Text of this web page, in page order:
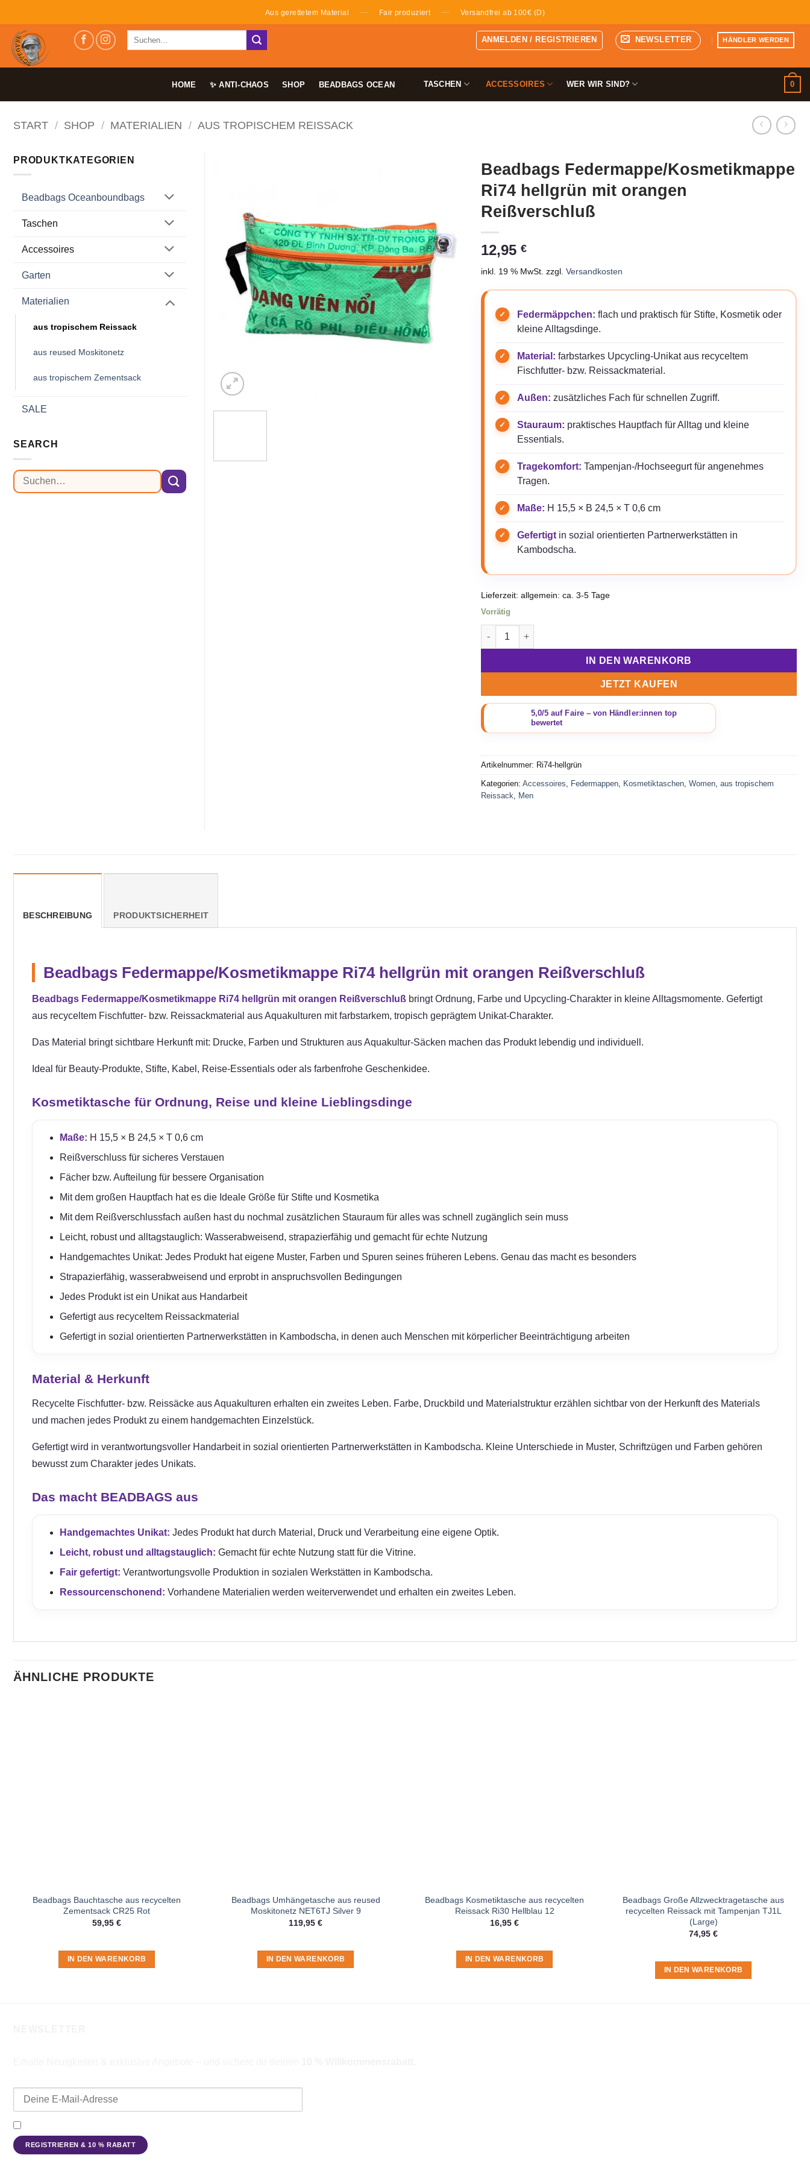
Inhalt
springen
Aus gerettetem Material — Fair produziert — Versandfrei ab 100€ (D)
Suchen
ANMELDEN / REGISTRIEREN NEWSLETTER HÄNDLER WERDEN
HOME ✨ ANTI-CHAOS SHOP BEADBAGS OCEAN TASCHEN ACCESSOIRES WER WIR SIND? 0
START / SHOP / MATERIALIEN / AUS TROPISCHEM REISSACK
Beadbags Federmappe/Kosmetikmappe
Ri74 hellgrün mit orangen
Reißverschluß
12,95 €
inkl. 19 % MwSt. zzgl. Versandkosten
Federmäppchen: flach und praktisch für Stifte, Kosmetik oder
kleine Alltagsdinge.
Material: farbstarkes Upcycling-Unikat aus recyceltem
Fischfutter- bzw. Reissackmaterial.
Außen: zusätzliches Fach für schnellen Zugriff.
Stauraum: praktisches Hauptfach für Alltag und kleine
Essentials.
Tragekomfort: Tampenjan-/Hochseegurt für angenehmes
Tragen.
Maße: H 15,5 × B 24,5 × T 0,6 cm
Gefertigtin sozial orientierten Partnerwerkstätten in
Kambodscha.
Lieferzeit: allgemein: ca. 3-5 Tage
Vorrätig
Beadbags Federmappe/Kosmetikmappe Ri74 hellgrün mit orangen
IN DEN WARENKORB
JETZT KAUFEN
Artikelnummer: Ri74-hellgrün
Kategorien: Accessoires Federmappen, Kosmetiktaschen, Women, aus tropischem
Reissack
Men
PRODUKTKATEGORIEN
Beadbags Oceanboundbags
Taschen
Accessoires
Garten
Materialien
aus tropischem Reissack
aus reused Moskitonetz
aus tropischem Zementsack
SALE
SEARCH
Suchen
nach:
BESCHREIBUNG PRODUKTSICHERHEIT
Beadbags Federmappe/Kosmetikmappe Ri74 hellgrün mit orangen Reißverschluß
Beadbags Federmappe/Kosmetikmappe Ri74 hellgrün mit orangen Reißverschluß bringt Ordnung, Farbe und Upcycling-Charakter in kleine Alltagsmomente. Gefertigt
aus recyceltem Fischfutter- bzw. Reissackmaterial aus Aquakulturen mit farbstarkem, tropisch geprägtem Unikat-Charakter.
Das Material bringt sichtbare Herkunft mit: Drucke, Farben und Strukturen aus Aquakultur-Säcken machen das Produkt lebendig und individuell.
Ideal für Beauty-Produkte, Stifte, Kabel, Reise-Essentials oder als farbenfrohe Geschenkidee.
Kosmetiktasche für Ordnung, Reise und kleine Lieblingsdinge
Maße: H 15,5 × B 24,5 × T 0,6 cm
Reißverschluss für sicheres Verstauen
Fächer bzw. Aufteilung für bessere Organisation
Mit dem großen Hauptfach hat es die Ideale Größe für Stifte und Kosmetika
Mit dem Reißverschlussfach außen hast du nochmal zusätzlichen Stauraum für alles was schnell zugänglich sein muss
Leicht, robust und alltagstauglich: Wasserabweisend, strapazierfähig und gemacht für echte Nutzung
Handgemachtes Unikat: Jedes Produkt hat eigene Muster, Farben und Spuren seines früheren Lebens. Genau das macht es besonders
Strapazierfähig, wasserabweisend und erprobt in anspruchsvollen Bedingungen
Jedes Produkt ist ein Unikat aus Handarbeit
Gefertigt aus recyceltem Reissackmaterial
Gefertigt in sozial orientierten Partnerwerkstätten in Kambodscha, in denen auch Menschen mit körperlicher Beeinträchtigung arbeiten
Material & Herkunft
Recycelte Fischfutter- bzw. Reissäcke aus Aquakulturen erhalten ein zweites Leben. Farbe, Druckbild und Materialstruktur erzählen sichtbar von der Herkunft des Materials
und machen jedes Produkt zu einem handgemachten Einzelstück.
Gefertigt wird in verantwortungsvoller Handarbeit in sozial orientierten Partnerwerkstätten in Kambodscha. Kleine Unterschiede in Muster, Schriftzügen und Farben gehören
bewusst zum Charakter jedes Unikats.
Das macht BEADBAGS aus
Handgemachtes Unikat: Jedes Produkt hat durch Material, Druck und Verarbeitung eine eigene Optik.
Leicht, robust und alltagstauglich: Gemacht für echte Nutzung statt für die Vitrine.
Fair gefertigt: Verantwortungsvolle Produktion in sozialen Werkstätten in Kambodscha.
Ressourcenschonend: Vorhandene Materialien werden weiterverwendet und erhalten ein zweites Leben.
ÄHNLICHE PRODUKTE
Beadbags Bauchtasche aus recycelten
Zementsack CR25 Rot
59,95 €
IN DEN WARENKORB
Beadbags Umhängetasche aus reused
Moskitonetz NET6TJ Silver 9
119,95 €
IN DEN WARENKORB
Beadbags Kosmetiktasche aus recycelten
Reissack Ri30 Hellblau 12
16,95 €
IN DEN WARENKORB
Beadbags Große Allzwecktragetasche aus
recycelten Reissack mit Tampenjan TJ1L
(Large)
74,95 €
IN DEN WARENKORB